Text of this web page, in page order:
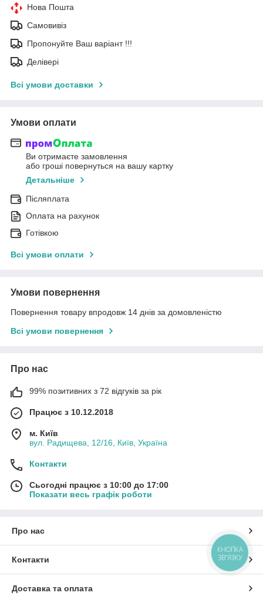
Нова Пошта
Самовивіз
Пропонуйте Ваш варіант !!!
Делівері
Всі умови доставки
Умови оплати
Ви отримаєте замовлення
або гроші повернуться на вашу картку
Детальніше
Післяплата
Оплата на рахунок
Готівкою
Всі умови оплати
Умови повернення
Повернення товару впродовж 14 днів за домовленістю
Всі умови повернення
Про нас
99% позитивних з 72 відгуків за рік
Працює з 10.12.2018
м. Київ
вул. Радищева, 12/16, Київ, Україна
Контакти
Сьогодні працює з 10:00 до 17:00
Показати весь графік роботи
Про нас
Контакти
Доставка та оплата
КНОПКА
ЗВ'ЯЗКУ